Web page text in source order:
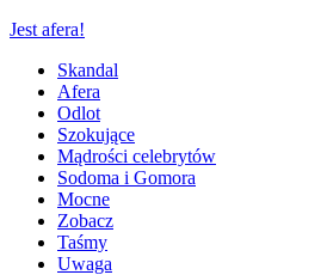
Jest afera!
Skandal
Afera
Odlot
Szokujące
Mądrości celebrytów
Sodoma i Gomora
Mocne
Zobacz
Taśmy
Uwaga